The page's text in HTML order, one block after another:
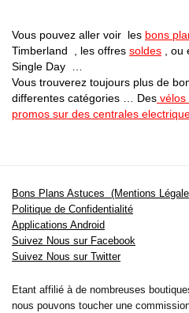
Vous pouvez aller voir les bons
Timberland , les offres soldes , ou
Single Day …
Vous trouverez toujours plus de
differentes catégories … Des vélos
promos sur des centrales
Bons Plans Astuces (Mentions
Politique de Confidentialité
Applications Android
Suivez Nous sur Facebook
Suivez Nous sur Twitter
Etant affilié à de nombreuses
nous pouvons toucher une